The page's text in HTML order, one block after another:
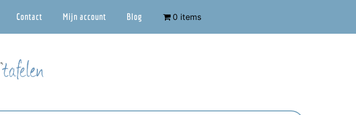
Contact Mijn account Blog 0 items